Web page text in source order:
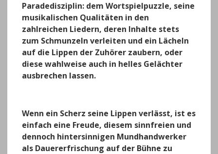
Paradedisziplin: dem Wortspielpuzzle, seine
musikalischen Qualitäten in den
zahlreichen Liedern, deren Inhalte stets
zum Schmunzeln verleiten und ein Lächeln
auf die Lippen der Zuhörer zaubern, oder
diese wahlweise auch in helles Gelächter
ausbrechen lassen.
Wenn ein Scherz seine Lippen verlässt, ist es
einfach eine Freude, diesem sinnfreien und
dennoch hintersinnigen Mundhandwerker
als Dauererfrischung auf der Bühne zu